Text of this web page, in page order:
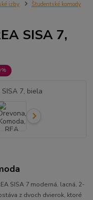
izby
Študentské komody
SISA 7,
SISA 7 moderná, lacná, 2-
z dvoch dvierok, ktoré